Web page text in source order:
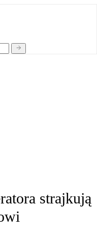
strajkują